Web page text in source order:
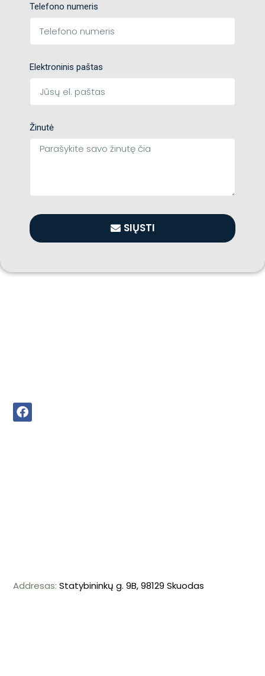
Telefono numeris
Elektroninis paštas
Žinutė
SIŲSTI
Addresas: Statybininkų g. 9B, 98129 Skuodas